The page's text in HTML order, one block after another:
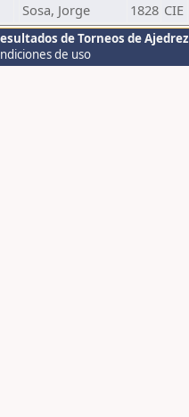
Sosa, Jorge 1828 CIE
de Torneos de Ajedrez
de uso